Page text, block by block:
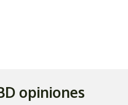
opiniones